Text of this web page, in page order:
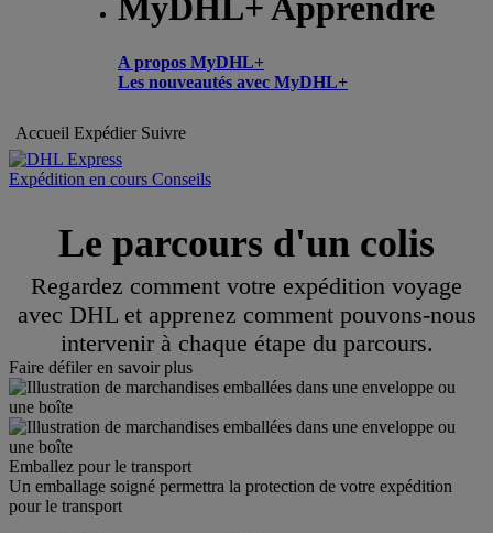
MyDHL+ Apprendre
A propos MyDHL+
Les nouveautés avec MyDHL+
Accueil Expédier Suivre
Expédition en cours Conseils
Le parcours d'un colis
Regardez comment votre expédition voyage
avec DHL et apprenez comment pouvons-nous
intervenir à chaque étape du parcours.
Faire défiler en savoir plus
Emballez pour le transport
Un emballage soigné permettra la protection de votre expédition
pour le transport